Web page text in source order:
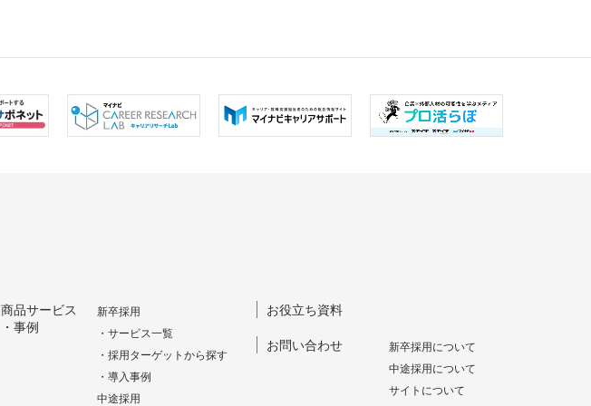
商品サービス
・事例
新卒採用
・サービス一覧
・採用ターゲットから探す
・導入事例
中途採用
お役立ち資料
お問い合わせ
新卒採⽤について
中途採⽤について
サイトについて